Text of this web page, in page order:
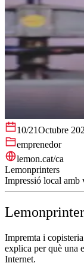
10/21Octubre
emprenedor
lemon.cat/ca
Lemonprinters
Impressió local
Impremta i
explica per què una
Internet.